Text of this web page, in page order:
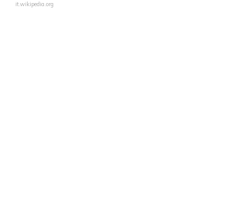
it.wikipedia.org